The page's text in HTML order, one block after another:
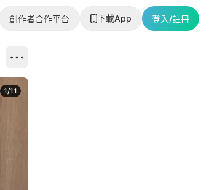
創作者合作平台 下載App 登入/註冊
1/11